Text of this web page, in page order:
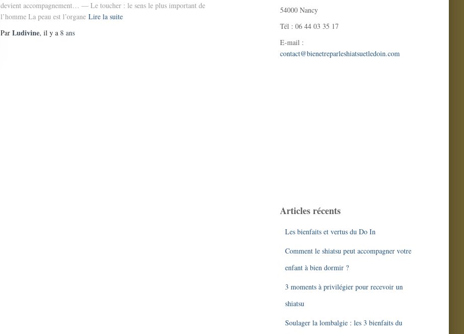
devient accompagnement… — Le toucher : le sens le plus important de
l’homme La peau est l’organe Lire la suite
Par Ludivine, il y a 8 ans
54000 Nancy
Tél : 06 44 03 35 17
E-mail :
contact@bienetreparleshiatsuetledoin.com
Articles récents
Les bienfaits et vertus du Do In
Comment le shiatsu peut accompagner votre
enfant à bien dormir ?
3 moments à privilégier pour recevoir un
shiatsu
Soulager la lombalgie : les 3 bienfaits du